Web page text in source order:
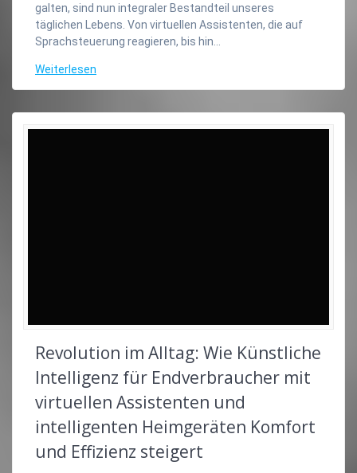
galten, sind nun integraler Bestandteil unseres
täglichen Lebens. Von virtuellen Assistenten, die auf
Sprachsteuerung reagieren, bis hin…
Weiterlesen
Revolution im Alltag: Wie Künstliche
Intelligenz für Endverbraucher mit
virtuellen Assistenten und
intelligenten Heimgeräten Komfort
und Effizienz steigert